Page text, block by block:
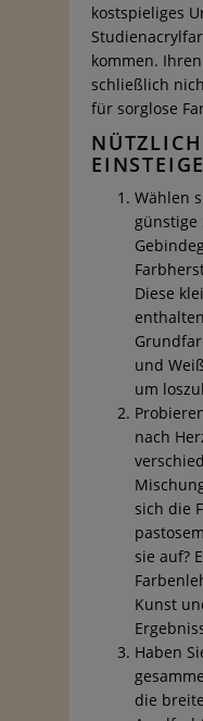
kostspieliges
kommen.
schließlich
für sorglose
Wählen
günstige
Diese
und
um
nach
sich die
sie auf?
Kunst
Haben
die